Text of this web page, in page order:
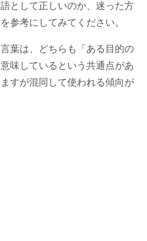
として正しいのか、迷った方
参考にしてみてください。
葉は、どちらも「ある目的の
味しているという共通点があ
すが混同して使われる傾向が